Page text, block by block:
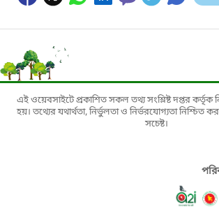
এই ওয়েবসাইটে প্রকাশিত সকল তথ্য সংশ্লিষ্ট দপ্তর কর্তৃক
হয়। তথ্যের যথার্থতা, নির্ভুলতা ও নির্ভরযোগ্যতা নিশ্চিত
সচেষ্ট।